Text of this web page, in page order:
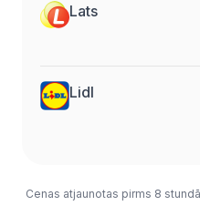
Lats
Lidl
Cenas atjaunotas pirms 8